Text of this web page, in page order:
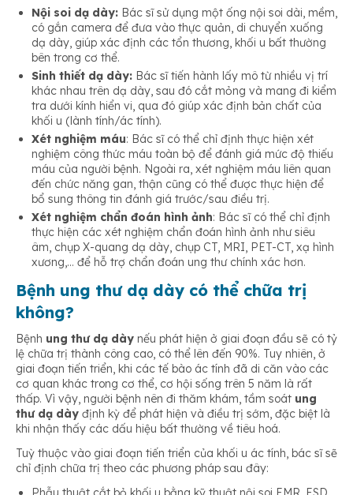
Nội soi dạ dày: Bác sĩ sử dụng một ống nội soi dài, mềm,
có gắn camera để đưa vào thực quản, di chuyển xuống
dạ dày, giúp xác định các tổn thương, khối u bất thường
bên trong cơ thể.
Sinh thiết dạ dày: Bác sĩ tiến hành lấy mô từ nhiều vị trí
khác nhau trên dạ dày, sau đó cắt mỏng và mang đi kiểm
tra dưới kính hiển vi, qua đó giúp xác định bản chất của
khối u (lành tính/ác tính).
Xét nghiệm máu: Bác sĩ có thể chỉ định thực hiện xét
nghiệm công thức máu toàn bộ để đánh giá mức độ thiếu
máu của người bệnh. Ngoài ra, xét nghiệm máu liên quan
đến chức năng gan, thận cũng có thể được thực hiện để
bổ sung thông tin đánh giá trước/sau điều trị.
Xét nghiệm chẩn đoán hình ảnh: Bác sĩ có thể chỉ định
thực hiện các xét nghiệm chẩn đoán hình ảnh như siêu
âm, chụp X-quang dạ dày, chụp CT, MRI, PET-CT, xạ hình
xương,… để hỗ trợ chẩn đoán ung thư chính xác hơn.
Bệnh ung thư dạ dày có thể chữa trị
không?
Bệnh ung thư dạ dày nếu phát hiện ở giai đoạn đầu sẽ có tỷ
lệ chữa trị thành công cao, có thể lên đến 90%. Tuy nhiên, ở
giai đoạn tiến triển, khi các tế bào ác tính đã di căn vào các
cơ quan khác trong cơ thể, cơ hội sống trên 5 năm là rất
thấp. Vì vậy, người bệnh nên đi thăm khám, tầm soát ung
thư dạ dày định kỳ để phát hiện và điều trị sớm, đặc biệt là
khi nhận thấy các dấu hiệu bất thường về tiêu hoá.
Tuỳ thuộc vào giai đoạn tiến triển của khối u ác tính, bác sĩ sẽ
chỉ định chữa trị theo các phương pháp sau đây: